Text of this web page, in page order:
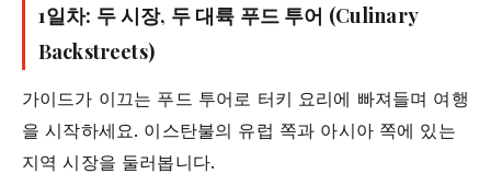
1일차: 두 시장, 두 대륙 푸드 투어 (Culinary
Backstreets)
가이드가 이끄는 푸드 투어로 터키 요리에 빠져들며 여행
을 시작하세요. 이스탄불의 유럽 쪽과 아시아 쪽에 있는
지역 시장을 둘러봅니다.